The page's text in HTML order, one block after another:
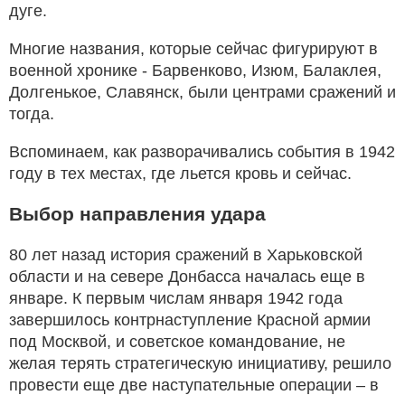
дуге.
Многие названия, которые сейчас фигурируют в
военной хронике - Барвенково, Изюм, Балаклея,
Долгенькое, Славянск, были центрами сражений и
тогда.
Вспоминаем, как разворачивались события в 1942
году в тех местах, где льется кровь и сейчас.
Выбор направления удара
80 лет назад история сражений в Харьковской
области и на севере Донбасса началась еще в
январе. К первым числам января 1942 года
завершилось контрнаступление Красной армии
под Москвой, и советское командование, не
желая терять стратегическую инициативу, решило
провести еще две наступательные операции – в